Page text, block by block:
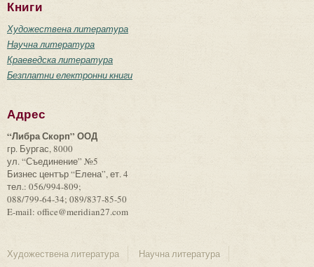
Книги
Художествена литература
Научна литература
Краеведска литература
Безплатни електронни книги
Адрес
“Либра Скорп” ООД
гр. Бургас, 8000
ул. “Съединение” №5
Бизнес център “Елена”, ет. 4
тел.: 056/994-809;
088/799-64-34; 089/837-85-50
E-mail: office@meridian27.com
Художествена литература Научна литература